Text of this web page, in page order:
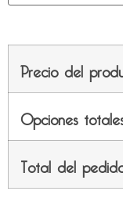
Precio del
Opciones
Total del